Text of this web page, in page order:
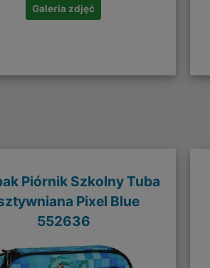
Galeria zdjęć
Piórnik Szkolny Tuba
Pixel Blue
552636